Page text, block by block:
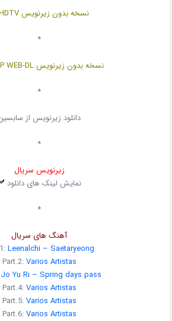
نسخه بدون زیرنویس HDTV
*
نسخه بدون زیرنویس DSNP WEB-DL
*
دانلود زیرنویس از
*
زیرنویس سریال
نمایش لینک های دانلود
*
آهنگ های سریال
Leenalchi – Saetaryeong
Part.2:Varios Artistas
Jo Yu Ri – Spring days pass
Part.4:Varios Artistas
Part.5:Varios Artistas
Part.6:Varios Artistas